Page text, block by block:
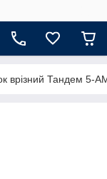
врізний Тандем 5-